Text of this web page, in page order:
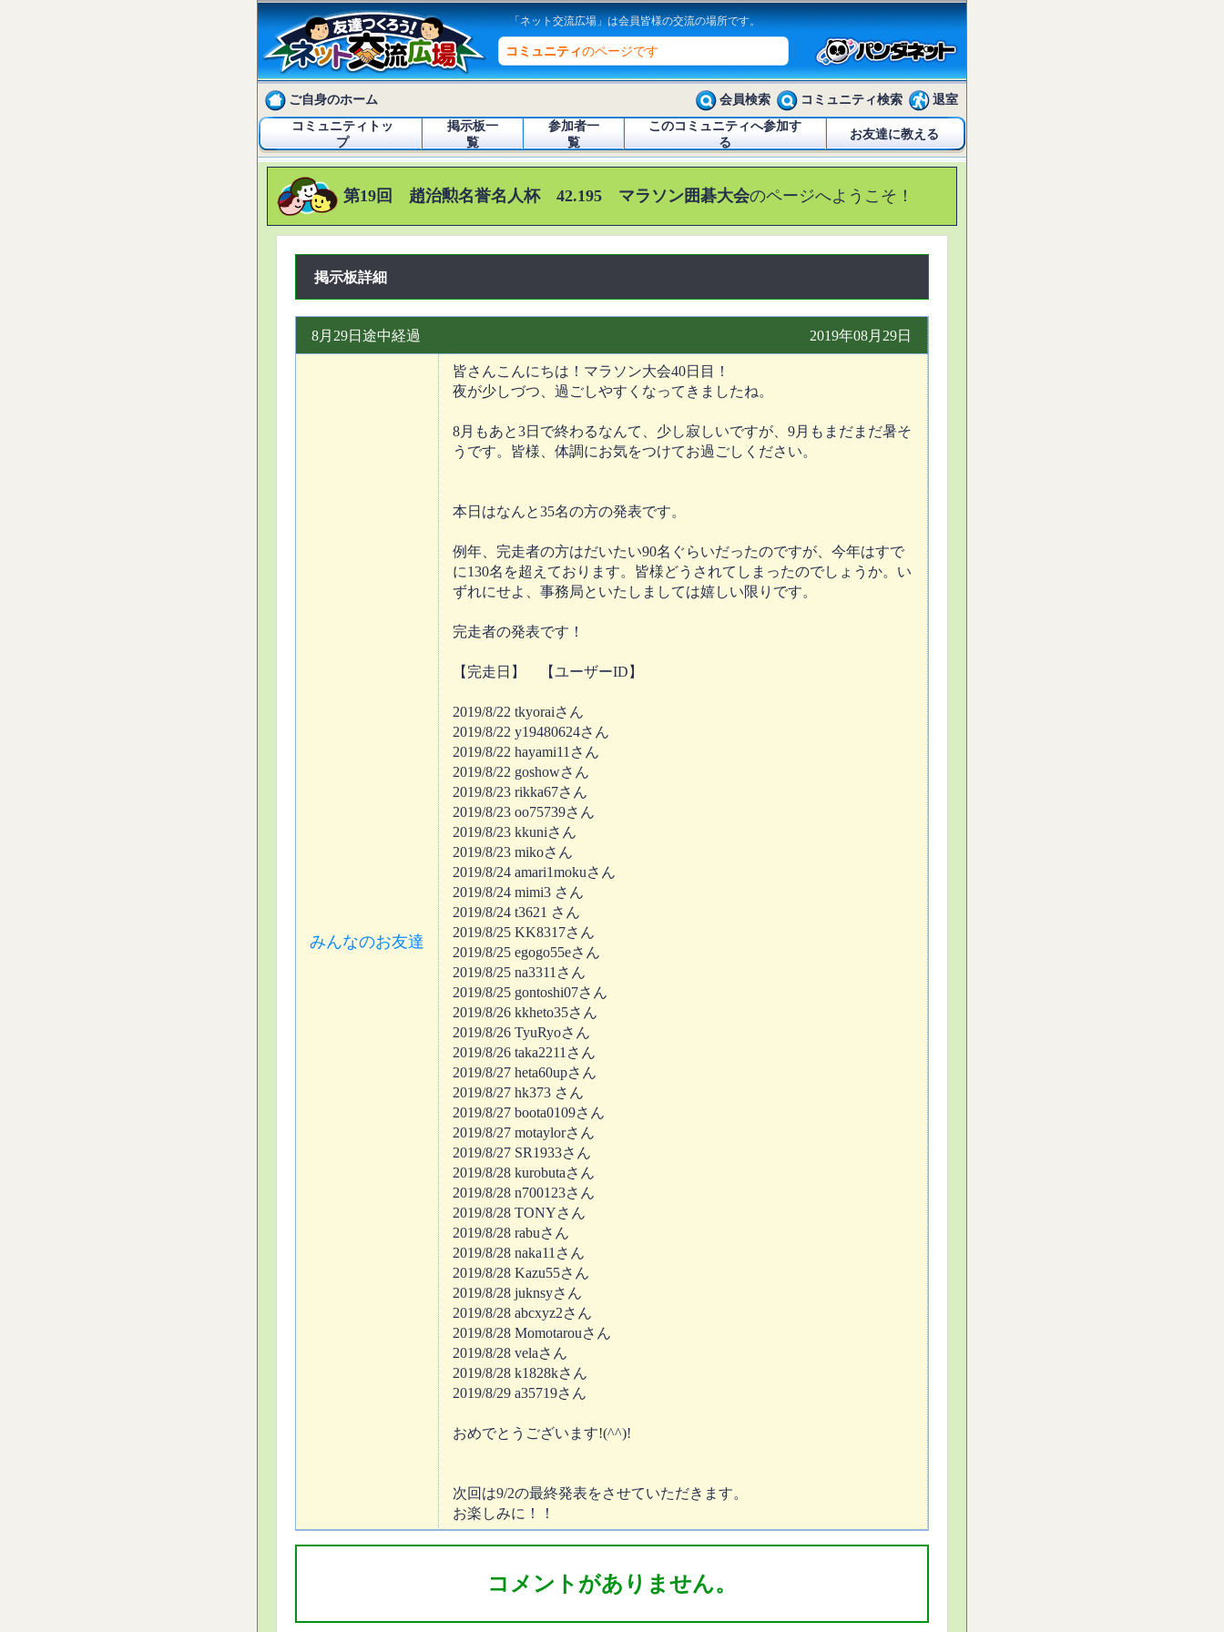
「ネット交流広場」は会員皆様の交流の場所です。
コミュニティのページです
ご自身のホーム 会員検索 コミュニティ検索
退室
コミュニティトッ
プ
掲示板一
覧
参加者一
覧
このコミュニティへ参加す
る
お友達に教える
第19回 趙治勲名誉名人杯 42.195 マラソン囲碁大会のページへようこそ！
掲示板詳細
8月29日途中経過 2019年08月29日
みんなのお友達
皆さんこんにちは！マラソン大会40日目！
夜が少しづつ、過ごしやすくなってきましたね。
8月もあと3日で終わるなんて、少し寂しいですが、9月もまだまだ暑そ
うです。皆様、体調にお気をつけてお過ごしください。
本日はなんと35名の方の発表です。
例年、完走者の方はだいたい90名ぐらいだったのですが、今年はすで
に130名を超えております。皆様どうされてしまったのでしょうか。い
ずれにせよ、事務局といたしましては嬉しい限りです。
完走者の発表です！
【完走日】 【ユーザーID】
2019/8/22 tkyoraiさん
2019/8/22 y19480624さん
2019/8/22 hayami11さん
2019/8/22 goshowさん
2019/8/23 rikka67さん
2019/8/23 oo75739さん
2019/8/23 kkuniさん
2019/8/23 mikoさん
2019/8/24 amari1mokuさん
2019/8/24 mimi3 さん
2019/8/24 t3621 さん
2019/8/25 KK8317さん
2019/8/25 egogo55eさん
2019/8/25 na3311さん
2019/8/25 gontoshi07さん
2019/8/26 kkheto35さん
2019/8/26 TyuRyoさん
2019/8/26 taka2211さん
2019/8/27 heta60upさん
2019/8/27 hk373 さん
2019/8/27 boota0109さん
2019/8/27 motaylorさん
2019/8/27 SR1933さん
2019/8/28 kurobutaさん
2019/8/28 n700123さん
2019/8/28 TONYさん
2019/8/28 rabuさん
2019/8/28 naka11さん
2019/8/28 Kazu55さん
2019/8/28 juknsyさん
2019/8/28 abcxyz2さん
2019/8/28 Momotarouさん
2019/8/28 velaさん
2019/8/28 k1828kさん
2019/8/29 a35719さん
おめでとうございます!(^^)!
次回は9/2の最終発表をさせていただきます。
お楽しみに！！
コメントがありません。